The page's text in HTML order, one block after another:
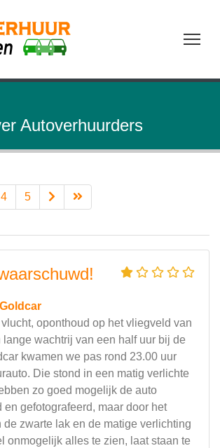
Autoverhuurders
4 5
Goldcar
oponthoud op het vliegveld van
lange wachtrij van een half uur bij de
kwamen we pas rond 23.00 uur
Die stond in een matig verlichte
zo goed mogelijk de auto
en gefotografeerd, maar door het
zwarte lak en de matige verlichting
onmogelijk alles te zien, laat staan te